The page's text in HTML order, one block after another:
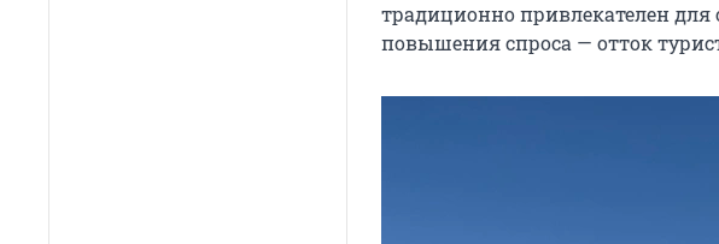
традиционно привлекателен
повышения спроса — отток